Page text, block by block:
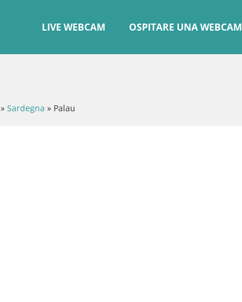
LIVE WEBCAM OSPITARE UNA WEBCAM
» Sardegna » Palau